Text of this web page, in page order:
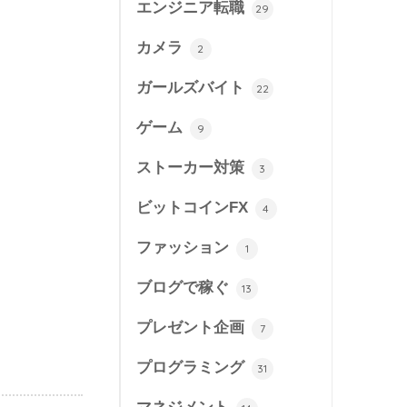
エンジニア転職 29
カメラ 2
ガールズバイト 22
ゲーム 9
ストーカー対策 3
ビットコインFX 4
ファッション 1
ブログで稼ぐ 13
プレゼント企画 7
プログラミング 31